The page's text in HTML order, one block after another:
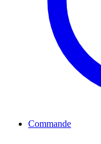
Commande